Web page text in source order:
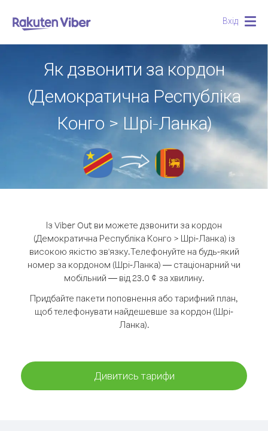
Вхід
Як дзвонити за кордон
(Демократична Республіка
Конго > Шрі-Ланка)
Із Viber Out ви можете дзвонити за кордон
(Демократична Республіка Конго > Шрі-Ланка) із
високою якістю зв'язку.Телефонуйте на будь-який
номер за кордоном (Шрі-Ланка) — стаціонарний чи
мобільний — від 23.0 ¢ за хвилину.
Придбайте пакети поповнення або тарифний план,
щоб телефонувати найдешевше за кордон (Шрі-
Ланка).
Дивитись тарифи